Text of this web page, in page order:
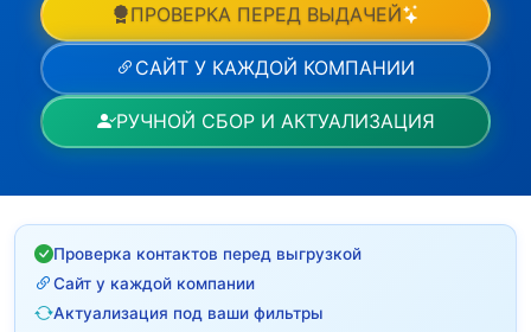
ПРОВЕРКА ПЕРЕД ВЫДАЧЕЙ
САЙТ У КАЖДОЙ КОМПАНИИ
РУЧНОЙ СБОР И АКТУАЛИЗАЦИЯ
Проверка контактов перед выгрузкой
Сайт у каждой компании
Актуализация под ваши фильтры